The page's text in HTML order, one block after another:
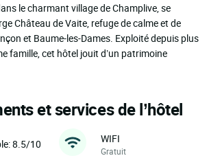
le charmant village de Champlive, se
Château de Vaite, refuge de calme et de
et Baume-les-Dames. Exploité depuis plus
famille, cet hôtel jouit d’un patrimoine
et services de l’hôtel
8.5/10 WIFI
Gratuit